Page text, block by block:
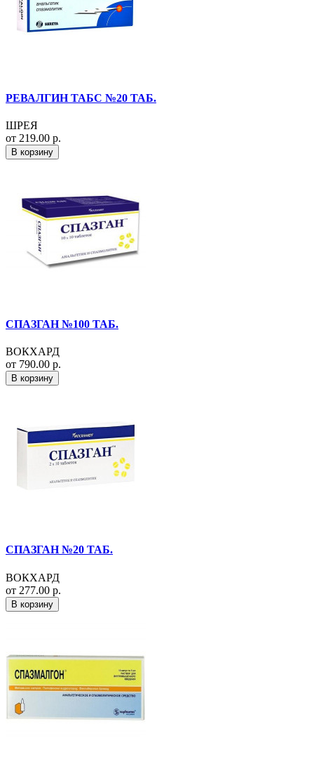
РЕВАЛГИН ТАБС №20 ТАБ.
ШРЕЯ
от 219.00 р.
В корзину
СПАЗГАН №100 ТАБ.
ВОКХАРД
от 790.00 р.
В корзину
СПАЗГАН №20 ТАБ.
ВОКХАРД
от 277.00 р.
В корзину